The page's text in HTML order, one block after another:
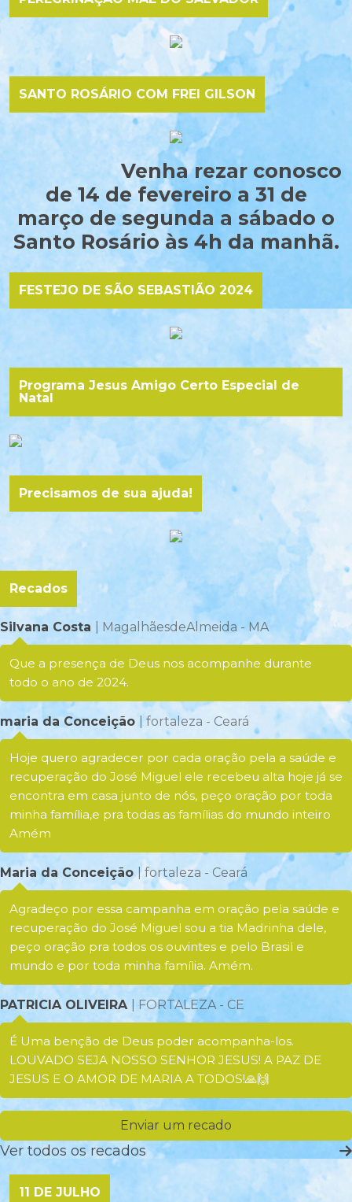
SANTO ROSÁRIO COM FREI GILSON
Venha rezar conosco
de 14 de fevereiro a 31 de
março de segunda a sábado o
Santo Rosário às 4h da manhã.
FESTEJO DE SÃO SEBASTIÃO 2024
Programa Jesus Amigo Certo Especial de
Natal
Precisamos de sua ajuda!
Recados
Silvana Costa | MagalhãesdeAlmeida - MA
Que a presença de Deus nos acompanhe durante
todo o ano de 2024.
maria da Conceição | fortaleza - Ceará
Hoje quero agradecer por cada oração pela a saúde e
recuperação do José Miguel ele recebeu alta hoje já se
encontra em casa junto de nós, peço oração por toda
minha família,e pra todas as famílias do mundo inteiro
Amém
Maria da Conceição | fortaleza - Ceará
Agradeço por essa campanha em oração pela saúde e
recuperação do José Miguel sou a tia Madrinha dele,
peço oração pra todos os ouvintes e pelo Brasil e
mundo e por toda minha família. Amém.
PATRICIA OLIVEIRA | FORTALEZA - CE
É Uma benção de Deus poder acompanha-los.
LOUVADO SEJA NOSSO SENHOR JESUS! A PAZ DE
JESUS E O AMOR DE MARIA A TODOS!🙏🙌
Enviar um recado
Ver todos os recados
11 DE JULHO